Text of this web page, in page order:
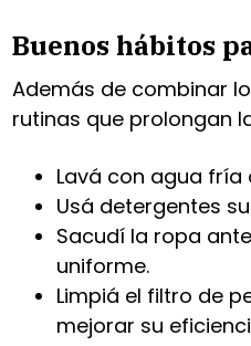
Buenos hábitos
Además de combinar
rutinas que prolongan
Lavá con agua
Usá detergentes
Sacudí la ropa
uniforme.
Limpiá el filtro de
mejorar su